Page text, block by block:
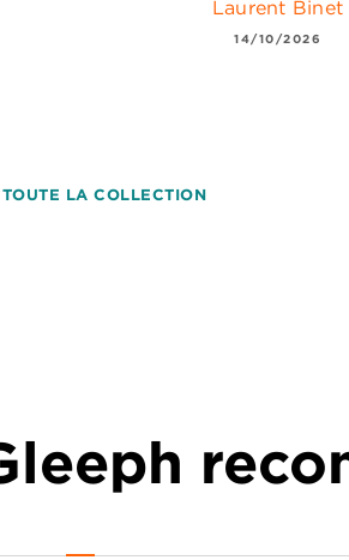
Laurent Binet
14/10/2026
LA COLLECTION